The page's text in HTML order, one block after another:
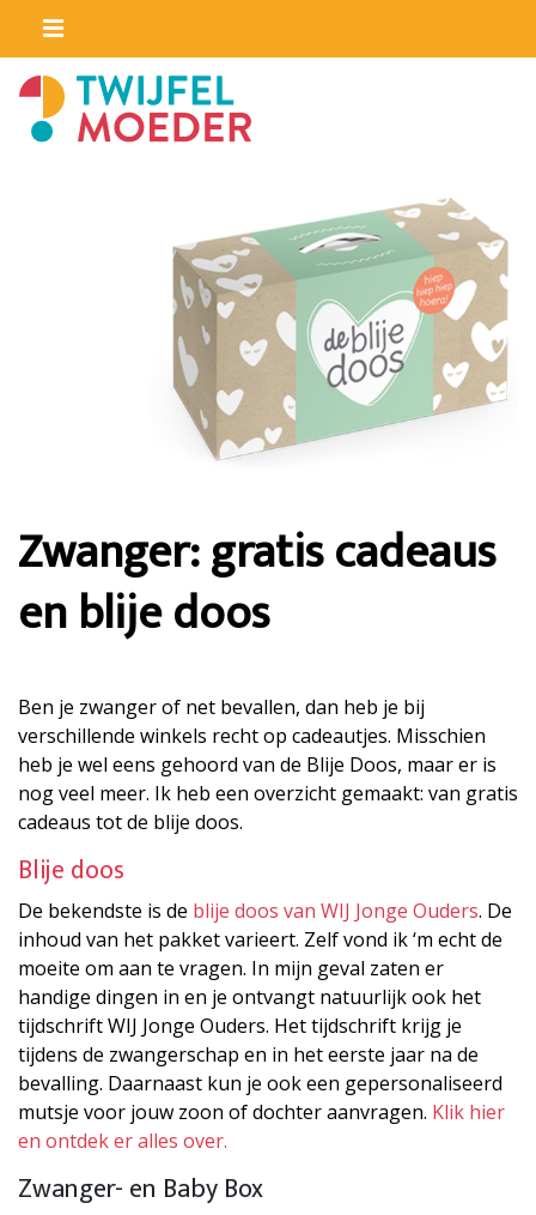
Zwanger: gratis cadeaus
en blije doos
Ben je zwanger of net bevallen, dan heb je bij
verschillende winkels recht op cadeautjes. Misschien
heb je wel eens gehoord van de Blije Doos, maar er is
nog veel meer. Ik heb een overzicht gemaakt: van gratis
cadeaus tot de blije doos.
Blije doos
De bekendste is de blije doos van WIJ Jonge Ouders. De
inhoud van het pakket varieert. Zelf vond ik ‘m echt de
moeite om aan te vragen. In mijn geval zaten er
handige dingen in en je ontvangt natuurlijk ook het
tijdschrift WIJ Jonge Ouders. Het tijdschrift krijg je
tijdens de zwangerschap en in het eerste jaar na de
bevalling. Daarnaast kun je ook een gepersonaliseerd
mutsje voor jouw zoon of dochter aanvragen. Klik hier
en ontdek er alles over.
Zwanger- en Baby Box